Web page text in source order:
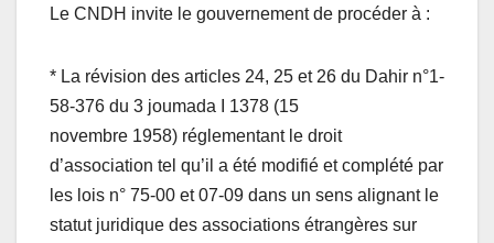
Le CNDH invite le gouvernement de procéder à :
* La révision des articles 24, 25 et 26 du Dahir n°1-
58-376 du 3 joumada I 1378 (15
novembre 1958) réglementant le droit
d’association tel qu’il a été modifié et complété par
les lois n° 75-00 et 07-09 dans un sens alignant le
statut juridique des associations étrangères sur